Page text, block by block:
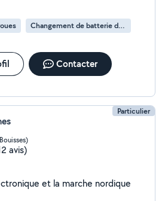
Changement de batterie de deux-roues
Contacter
Particulier
avis)